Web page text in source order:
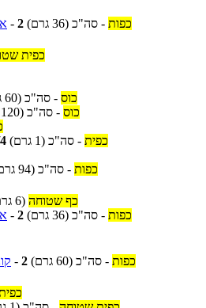
- 2 כפות - סה"כ (36 גרם)
כפית
כוס - סה"כ (60 גרם)
כוס - סה"כ (120 מ"ל)
כפית - סה"כ (1 גרם)
כפות - סה"כ (94 גרם)
כף שטוחה (6 גרם)
- 2 כפות - סה"כ (36 גרם)
- 2 כפות - סה"כ (60 גרם)